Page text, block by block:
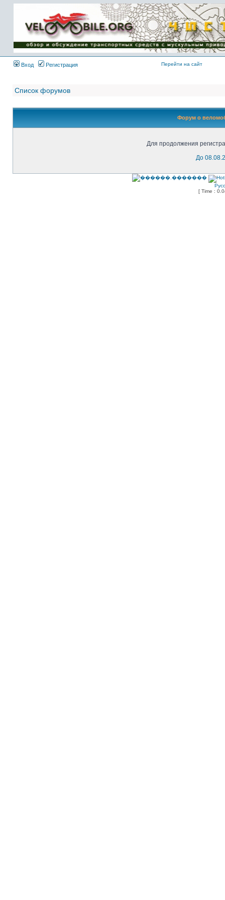
Имя пользователя:
Пароль:
{ LOG_ME_IN_SHORT
}
Вход
Регистрация Перейти на сайт
Список форумов
Форум о
Для продолжения
До
[ Time :